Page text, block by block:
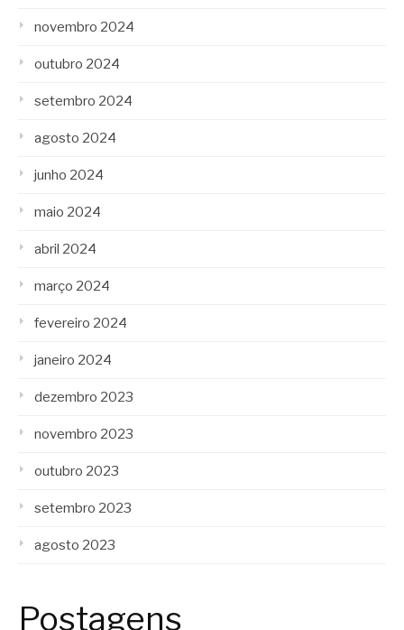
novembro 2024
outubro 2024
setembro 2024
agosto 2024
junho 2024
maio 2024
abril 2024
março 2024
fevereiro 2024
janeiro 2024
dezembro 2023
novembro 2023
outubro 2023
setembro 2023
agosto 2023
Postagens